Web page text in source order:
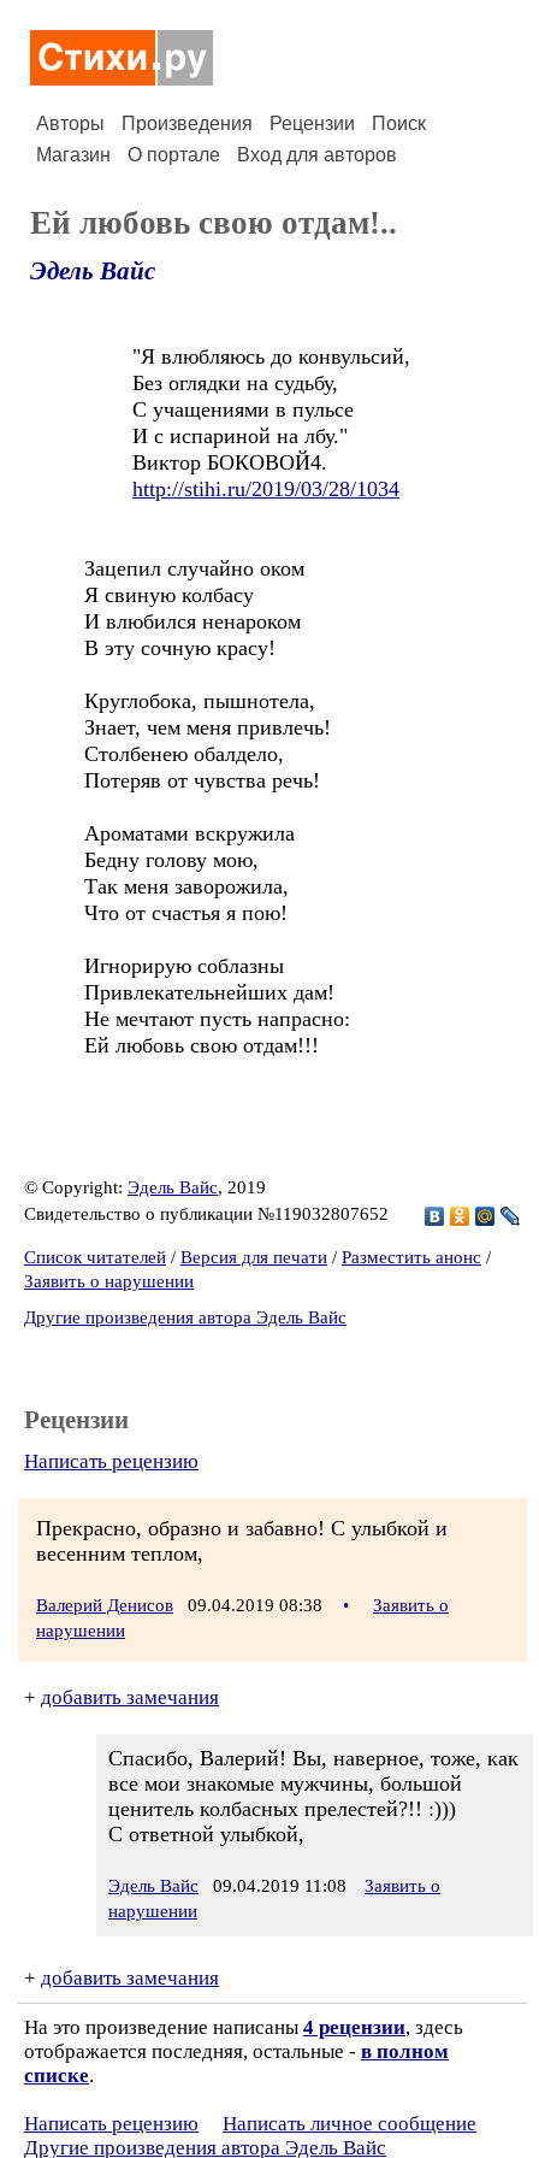
Авторы Произведения Рецензии
Поиск
Магазин
О портале Вход для авторов
Ей любовь свою отдам!..
Эдель Вайс
"Я влюбляюсь до конвульсий,
Без оглядки на судьбу,
С учащениями в пульсе
И с испариной на лбу."
Виктор БОКОВОЙ4.
http://stihi.ru/2019/03/28/1034
Зацепил случайно оком
Я свиную колбасу
И влюбился ненароком
В эту сочную красу!
Круглобока, пышнотела,
Знает, чем меня привлечь!
Столбенею обалдело,
Потеряв от чувства речь!
Ароматами вскружила
Бедну голову мою,
Так меня заворожила,
Что от счастья я пою!
Игнорирую соблазны
Привлекательнейших дам!
Не мечтают пусть напрасно:
Ей любовь свою отдам!!!
© Copyright: Эдель Вайс, 2019
Свидетельство о публикации №119032807652
Список читателей / Версия для печати / Разместить анонс /
Заявить о нарушении
Другие произведения автора Эдель Вайс
Рецензии
Написать рецензию
Прекрасно, образно и забавно! С улыбкой и
весенним теплом,
Валерий Денисов 09.04.2019 08:38 •
Заявить о
нарушении
+ добавить замечания
Спасибо, Валерий! Вы, наверное, тоже, как
все мои знакомые мужчины, большой
ценитель колбасных прелестей?!! :)))
С ответной улыбкой,
Эдель Вайс 09.04.2019 11:08
Заявить о
нарушении
+ добавить замечания
На это произведение написаны 4 рецензии, здесь
отображается последняя, остальные - в полном
списке.
Написать рецензию
Написать личное сообщение
Другие произведения автора Эдель Вайс